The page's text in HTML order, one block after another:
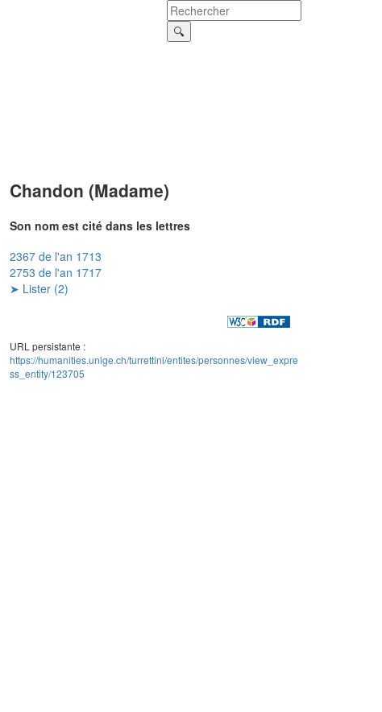
Chandon (Madame)
Son nom est cité dans les lettres
2367 de l'an 1713
2753 de l'an 1717
➤ Lister (2)
URL persistante :
https://humanities.unige.ch/turrettini/entites/personnes/view_expre
ss_entity/123705